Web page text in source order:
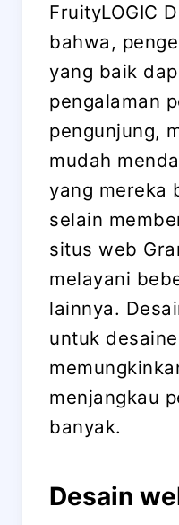
FruityLOGIC
bahwa,
yang baik
pengalaman
pengunjung,
mudah
yang mereka
selain
situs web
melayani
lainnya.
untuk
menjangkau
banyak.
Desain